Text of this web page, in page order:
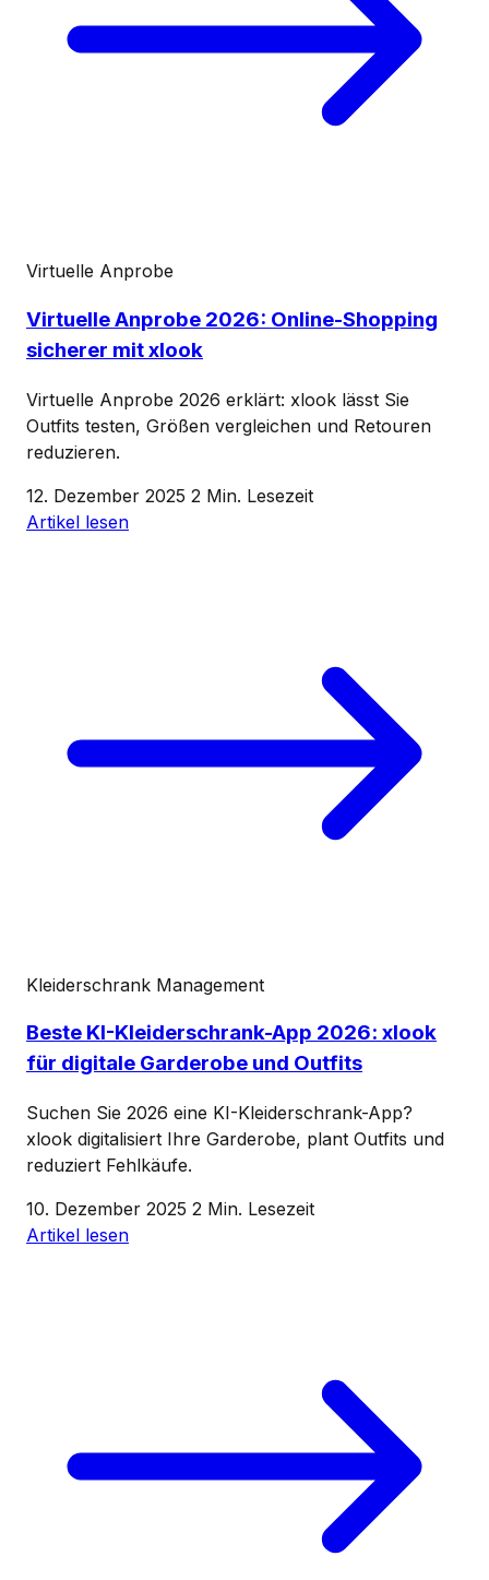
Virtuelle Anprobe
Virtuelle Anprobe 2026: Online-Shopping
sicherer mit xlook
Virtuelle Anprobe 2026 erklärt: xlook lässt Sie
Outfits testen, Größen vergleichen und Retouren
reduzieren.
12. Dezember 2025 2 Min. Lesezeit
Artikel lesen
Kleiderschrank Management
Beste KI-Kleiderschrank-App 2026: xlook
für digitale Garderobe und Outfits
Suchen Sie 2026 eine KI-Kleiderschrank-App?
xlook digitalisiert Ihre Garderobe, plant Outfits und
reduziert Fehlkäufe.
10. Dezember 2025 2 Min. Lesezeit
Artikel lesen